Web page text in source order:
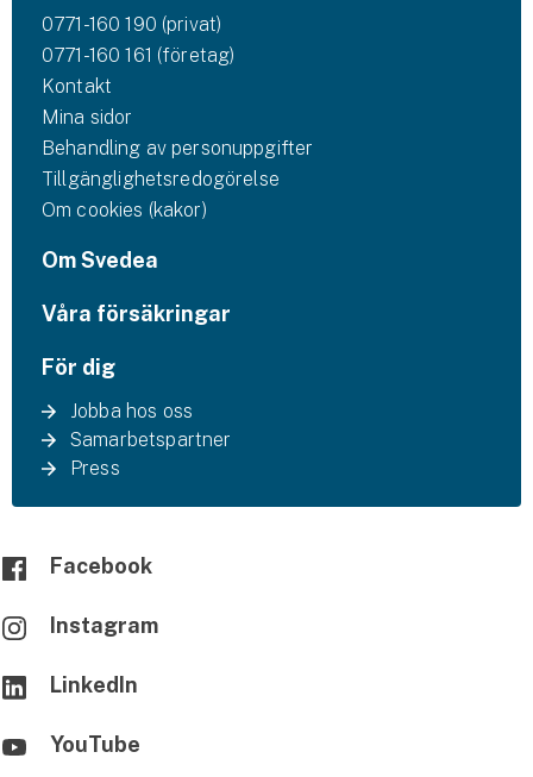
0771-160 190 (privat)
0771-160 161 (företag)
Kontakt
Mina sidor
Behandling av personuppgifter
Tillgänglighetsredogörelse
Om cookies (kakor)
Om Svedea
Våra försäkringar
För dig
Jobba hos oss
Samarbetspartner
Press
Facebook
Instagram
LinkedIn
YouTube